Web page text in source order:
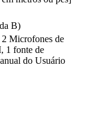
B)
Microfones de
1 fonte de
do Usuário